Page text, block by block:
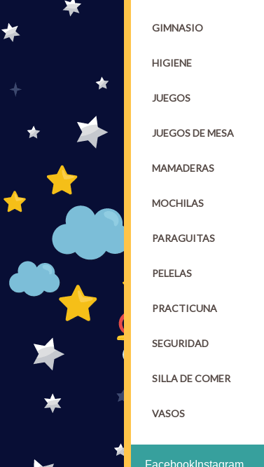
GIMNASIO
HIGIENE
JUEGOS
JUEGOS DE MESA
MAMADERAS
MOCHILAS
PARAGUITAS
PELELAS
PRACTICUNA
SEGURIDAD
SILLA DE COMER
VASOS